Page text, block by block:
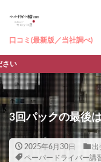
口コミ(最新版／当社調べ)
3回パックの最後
2025年6月30日
出
ペーパードライバー講